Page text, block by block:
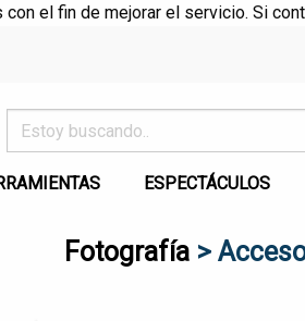
el fin de mejorar el servicio. Si
ESPECTÁCULOS
Fotografía>